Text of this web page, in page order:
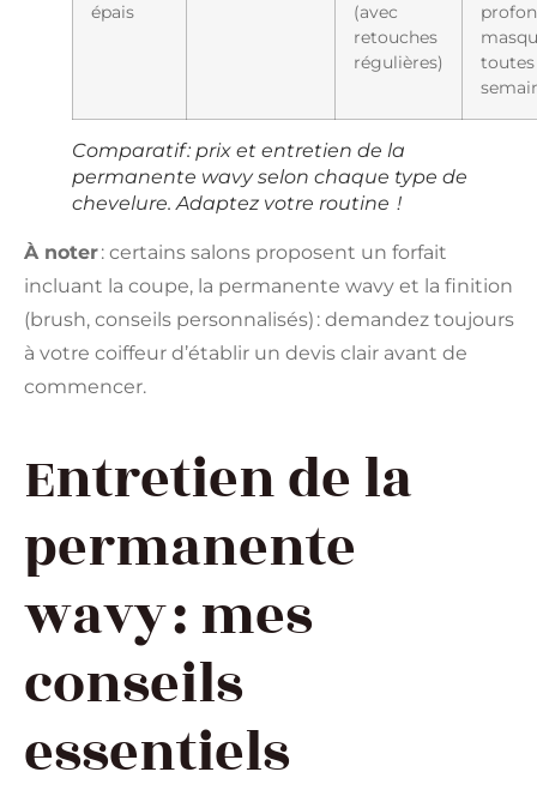
épais
(avec
retouches
régulières)
toutes
Comparatif : prix et entretien de la
permanente wavy selon chaque type de
chevelure. Adaptez votre routine !
À noter: certains salons proposent un forfait
incluant la coupe, la permanente wavy et la finition
(brush, conseils personnalisés) : demandez toujours
à votre coiffeur d’établir un devis clair avant de
commencer.
Entretien de la
permanente
wavy : mes
conseils
essentiels